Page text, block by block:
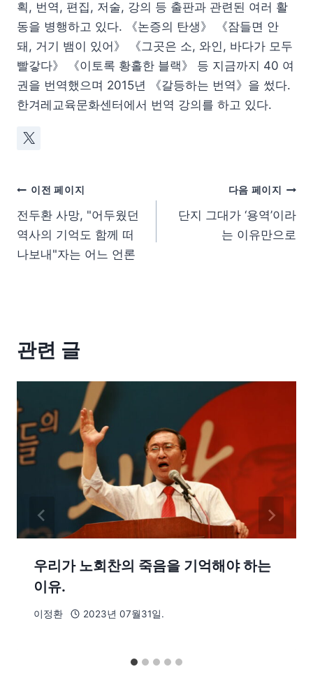
획, 번역, 편집, 저술, 강의 등 출판과 관련된 여러 활
동을 병행하고 있다. 《논증의 탄생》 《잠들면 안
돼, 거기 뱀이 있어》 《그곳은 소, 와인, 바다가 모두
빨갛다》 《이토록 황홀한 블랙》 등 지금까지 40 여
권을 번역했으며 2015년 《갈등하는 번역》을 썼다.
한겨레교육문화센터에서 번역 강의를 하고 있다.
이전 페이지
전두환 사망, "어두웠던
역사의 기억도 함께 떠
나보내"자는 어느 언론
다음 페이지
단지 그대가 ‘용역’이라
는 이유만으로
관련 글
우리가 노회찬의 죽음을 기억해야 하는
이유.
이정환 2023년 07월31일.